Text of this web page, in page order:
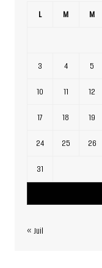
L M M
3 4 5
10 11 12
17 18 19
24 25 26
31
« Juil